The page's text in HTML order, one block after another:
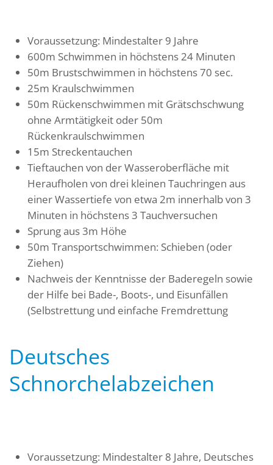
Voraussetzung: Mindestalter 9 Jahre
600m Schwimmen in höchstens 24 Minuten
50m Brustschwimmen in höchstens 70 sec.
25m Kraulschwimmen
50m Rückenschwimmen mit Grätschschwung
ohne Armtätigkeit oder 50m
Rückenkraulschwimmen
15m Streckentauchen
Tieftauchen von der Wasseroberfläche mit
Heraufholen von drei kleinen Tauchringen aus
einer Wassertiefe von etwa 2m innerhalb von 3
Minuten in höchstens 3 Tauchversuchen
Sprung aus 3m Höhe
50m Transportschwimmen: Schieben (oder
Ziehen)
Nachweis der Kenntnisse der Baderegeln sowie
der Hilfe bei Bade-, Boots-, und Eisunfällen
(Selbstrettung und einfache Fremdrettung
Deutsches
Schnorchelabzeichen
Voraussetzung: Mindestalter 8 Jahre, Deutsches